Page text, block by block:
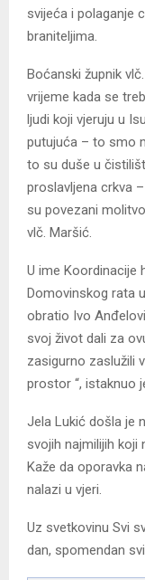
svijeća i polaganje
braniteljima.
Boćanski župnik
vrijeme kada se
ljudi koji vjeruju u
putujuća – to smo
to su duše u
proslavljena crkva
su povezani
vlč. Maršić.
U ime Koordinacije
Domovinskog rata
obratio Ivo
svoj život dali za
zasigurno zaslužili
prostor “, istaknuo
Jela Lukić došla je
svojih najmilijih koji
Kaže da oporavka
nalazi u vjeri.
Uz svetkovinu Svi
dan, spomendan